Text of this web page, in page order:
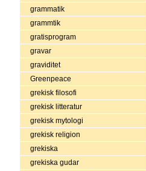
grammatik
grammtik
gratisprogram
gravar
graviditet
Greenpeace
grekisk filosofi
grekisk litteratur
grekisk mytologi
grekisk religion
grekiska
grekiska gudar